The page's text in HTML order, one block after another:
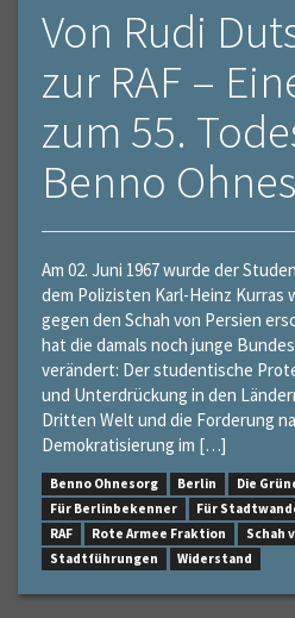
Von Rudi
zur RAF –
zum 55.
Benno
Am 02. Juni 1967 wurde der
dem Polizisten Karl-Heinz Kurras
gegen den Schah von Persien
hat die damals noch junge
verändert: Der studentische
und Unterdrückung in den
Dritten Welt und die Forderung
Demokratisierung im […]
Benno Ohnesorg Berlin Die
Für Berlinbekenner
Für
RAF
Rote Armee Fraktion Schah
Stadtführungen
Widerstand